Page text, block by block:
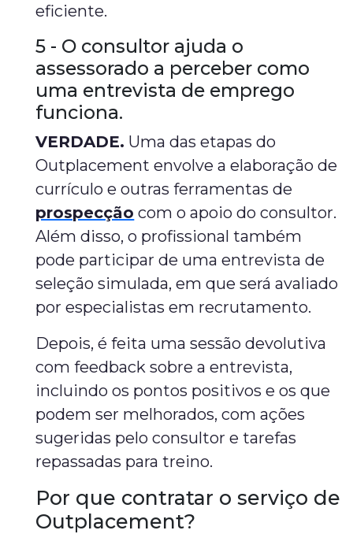
eficiente.
5 - O consultor ajuda o
assessorado a perceber como
uma entrevista de emprego
funciona.
VERDADE. Uma das etapas do
Outplacement envolve a elaboração de
currículo e outras ferramentas de
prospecção com o apoio do consultor.
Além disso, o profissional também
pode participar de uma entrevista de
seleção simulada, em que será avaliado
por especialistas em recrutamento.
Depois, é feita uma sessão devolutiva
com feedback sobre a entrevista,
incluindo os pontos positivos e os que
podem ser melhorados, com ações
sugeridas pelo consultor e tarefas
repassadas para treino.
Por que contratar o serviço de
Outplacement?